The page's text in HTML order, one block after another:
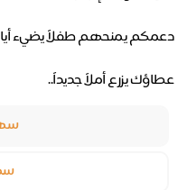
عطاؤك يزرع أملاً جديداً..